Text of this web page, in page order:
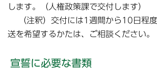
します。（人権政策課で交付します）
（注釈）交付には1週間から10日程
送を希望するかたは、ご相談ください。
宣誓に必要な書類